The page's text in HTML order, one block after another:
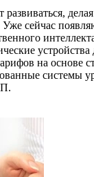
сейчас
устройства
на основе
системы